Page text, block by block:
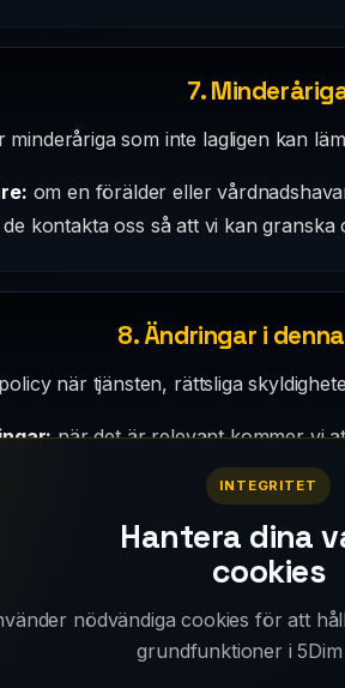
7.
som inte lagligen kan
om en förälder eller
kontakta oss så att vi kan
8. Ändringar i
när tjänsten, rättsliga
när det är relevant kommer vi
spelet, appen eller andra
9. Kontakt
eller om behandlingen av
är kopplade till
INTEGRITET
Hantera dina
cookies
nödvändiga cookies för att
grundfunktioner i 5Dim